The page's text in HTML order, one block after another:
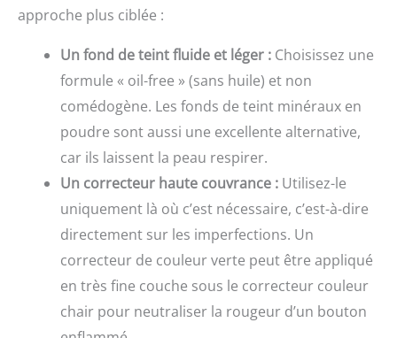
approche plus ciblée :
Un fond de teint fluide et léger : Choisissez une
formule « oil-free » (sans huile) et non
comédogène. Les fonds de teint minéraux en
poudre sont aussi une excellente alternative,
car ils laissent la peau respirer.
Un correcteur haute couvrance : Utilisez-le
uniquement là où c’est nécessaire, c’est-à-dire
directement sur les imperfections. Un
correcteur de couleur verte peut être appliqué
en très fine couche sous le correcteur couleur
chair pour neutraliser la rougeur d’un bouton